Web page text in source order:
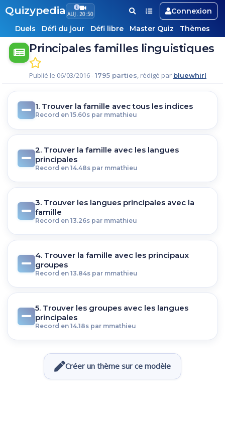
Quizypedia AUJ. 20:50
Connexion
Duels
Défi du jour Défi libre Master Quiz Thèmes
Principales familles linguistiques
Publié le 06/03/2016 -1795 parties, rédigé par bluewhirl
1. Trouver la famille avec tous les indices
Record en 15.60s par mmathieu
2. Trouver la famille avec les langues
principales
Record en 14.48s par mmathieu
3. Trouver les langues principales avec la
famille
Record en 13.26s par mmathieu
4. Trouver la famille avec les principaux
groupes
Record en 13.84s par mmathieu
5. Trouver les groupes avec les langues
principales
Record en 14.18s par mmathieu
Créer un thème sur ce modèle